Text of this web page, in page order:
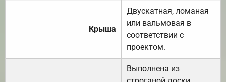
Крыша
Двускатная, ломаная
или вальмовая в
соответствии с
проектом.
Выполнена из